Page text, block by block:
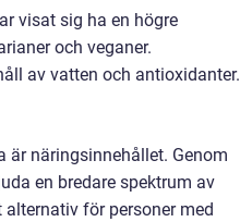
visat sig ha en högre
och veganer.
av vatten och antioxidanter.
är näringsinnehållet. Genom
en bredare spektrum av
för personer med